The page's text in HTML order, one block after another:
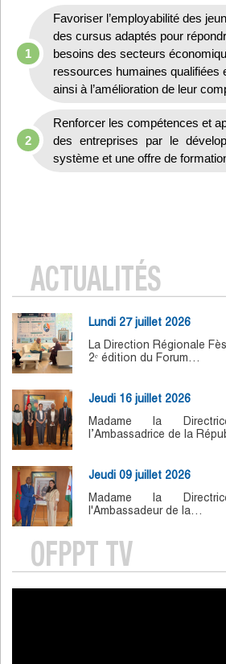
Favoriser l’employabilité des
des cursus adaptés pour
besoins des secteurs
ressources humaines qualifiées
ainsi à l’amélioration de leur
Renforcer les compétences et
des entreprises par le
système et une offre de
ACTUALITÉS
Lundi 27 juillet 2026
La Direction Régionale
2ᵉ édition du Forum…
Jeudi 16 juillet 2026
Madame la
l’Ambassadrice de la
Jeudi 09 juillet 2026
Madame la
l'Ambassadeur de la…
OFPPT TV